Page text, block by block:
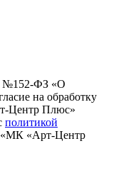
№152-ФЗ «О
на обработку
Центр Плюс»
политикой
«Арт-Центр